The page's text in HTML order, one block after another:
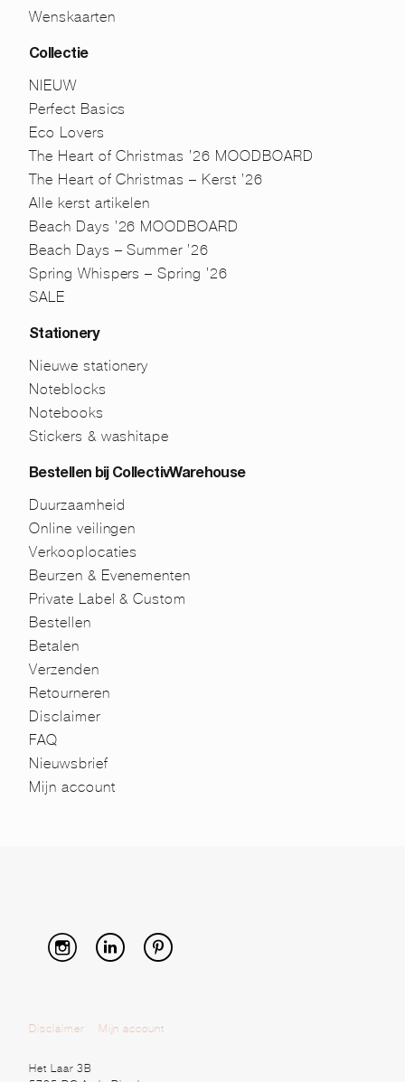
Wenskaarten
Collectie
NIEUW
Perfect Basics
Eco Lovers
The Heart of Christmas ’26 MOODBOARD
The Heart of Christmas – Kerst ’26
Alle kerst artikelen
Beach Days ’26 MOODBOARD
Beach Days – Summer ’26
Spring Whispers – Spring ’26
SALE
Stationery
Nieuwe stationery
Noteblocks
Notebooks
Stickers & washitape
Bestellen bij CollectivWarehouse
Duurzaamheid
Online veilingen
Verkooplocaties
Beurzen & Evenementen
Private Label & Custom
Bestellen
Betalen
Verzenden
Retourneren
Disclaimer
FAQ
Nieuwsbrief
Mijn account
Disclaimer Mijn account
Het Laar 3B